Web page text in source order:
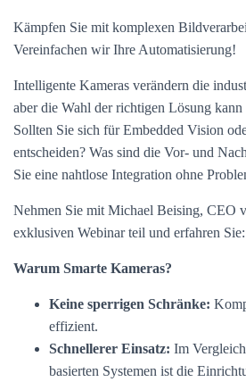
Kämpfen Sie mit komplexen
Vereinfachen wir Ihre Automatisierung!
Intelligente Kameras verändern die
aber die Wahl der richtigen Lösung
Sollten Sie sich für Embedded Vision
entscheiden? Was sind die Vor- und
Sie eine nahtlose Integration ohne
Nehmen Sie mit Michael Beising, CEO
exklusiven Webinar teil und erfahren Sie:
Warum Smarte Kameras?
Keine sperrigen Schränke:
effizient.
Schnellerer Einsatz: Im
basierten Systemen ist die